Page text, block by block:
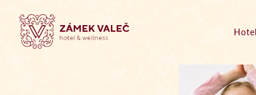
Hotel